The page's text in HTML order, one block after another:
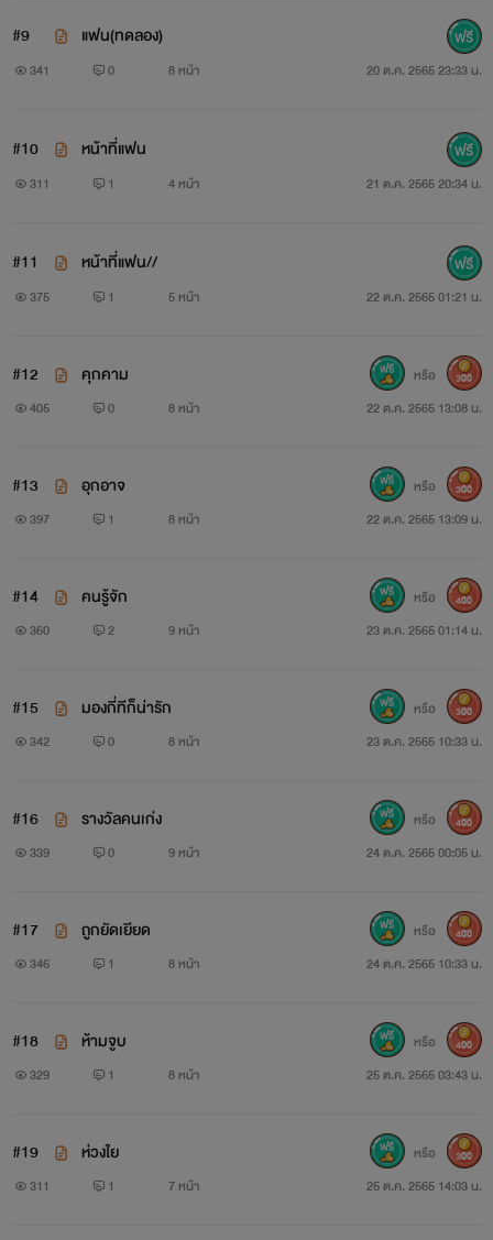
#9 แฟน(ทดลอง)
341 0 8 หน้า 20 ต.ค. 2565 23:33 น.
#10 หน้าที่แฟน
311 1 4 หน้า 21 ต.ค. 2565 20:34 น.
#11 หน้าที่แฟน//
375 1 5 หน้า 22 ต.ค. 2565 01:21 น.
#12 คุกคาม
405 0 8 หน้า 22 ต.ค. 2565 13:08 น.
หรือ 300
#13 อุกอาจ
397 1 8 หน้า 22 ต.ค. 2565 13:09 น.
หรือ 300
#14 คนรู้จัก
360 2 9 หน้า 23 ต.ค. 2565 01:14 น.
หรือ 400
#15 มองกี่ทีก็น่ารัก
342 0 8 หน้า 23 ต.ค. 2565 10:33 น.
หรือ 300
#16 รางวัลคนเก่ง
339 0 9 หน้า 24 ต.ค. 2565 00:05 น.
หรือ 400
#17 ถูกยัดเยียด
346 1 8 หน้า 24 ต.ค. 2565 10:33 น.
หรือ 400
#18 ห้ามจูบ
329 1 8 หน้า 25 ต.ค. 2565 03:43 น.
หรือ 400
#19 ห่วงใย
311 1 7 หน้า 25 ต.ค. 2565 14:03 น.
หรือ 300